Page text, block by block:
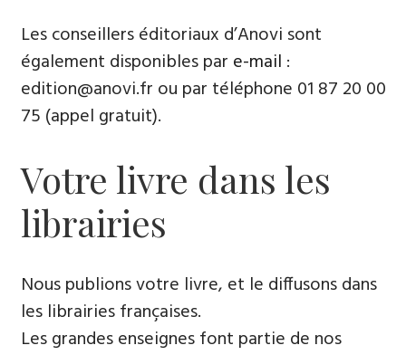
Les conseillers éditoriaux d’Anovi sont
également disponibles par e-mail :
edition@anovi.fr ou par téléphone 01 87 20 00
75 (appel gratuit).
Votre livre dans les
librairies
Nous publions votre livre, et le diffusons dans
les librairies françaises.
Les grandes enseignes font partie de nos